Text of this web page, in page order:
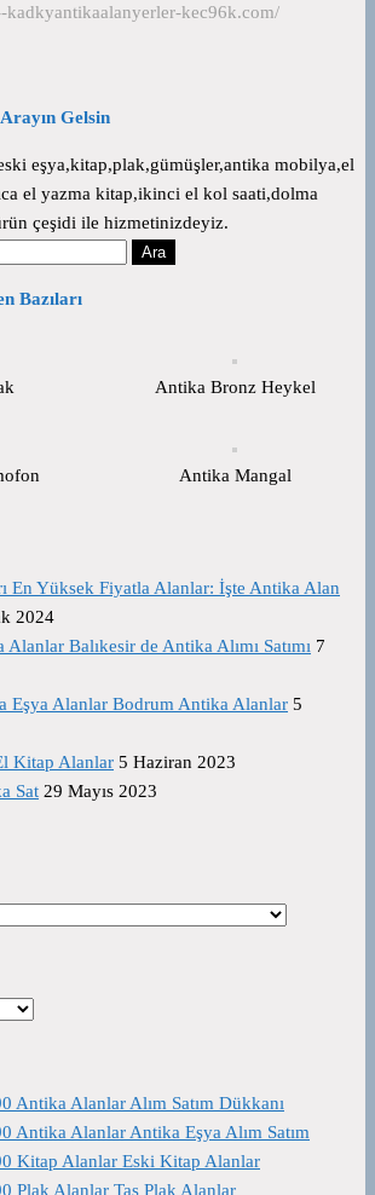
kadkyantikaalanyerler-kec96k.com/
Gelsin
eşya,kitap,plak,gümüşler,antika mobilya,el
el yazma kitap,ikinci el kol saati,dolma
çeşidi ile hizmetinizdeyiz.
Bazıları
Antika Bronz Heykel
Antika Mangal
En Yüksek Fiyatla Alanlar: İşte Antika Alan
2024
Balıkesir de Antika Alımı Satımı 7
Eşya Alanlar Bodrum Antika Alanlar 5
Kitap Alanlar 5 Haziran 2023
Sat 29 Mayıs 2023
Antika Alanlar Alım Satım Dükkanı
Antika Alanlar Antika Eşya Alım Satım
Kitap Alanlar Eski Kitap Alanlar
Plak Alanlar Taş Plak Alanlar